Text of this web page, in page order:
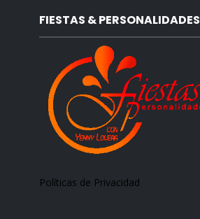
FIESTAS & PERSONALIDADES
Políticas de Privacidad